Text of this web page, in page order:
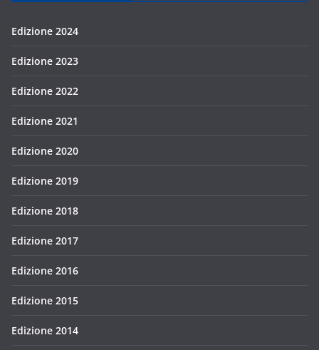
Edizione 2024
Edizione 2023
Edizione 2022
Edizione 2021
Edizione 2020
Edizione 2019
Edizione 2018
Edizione 2017
Edizione 2016
Edizione 2015
Edizione 2014